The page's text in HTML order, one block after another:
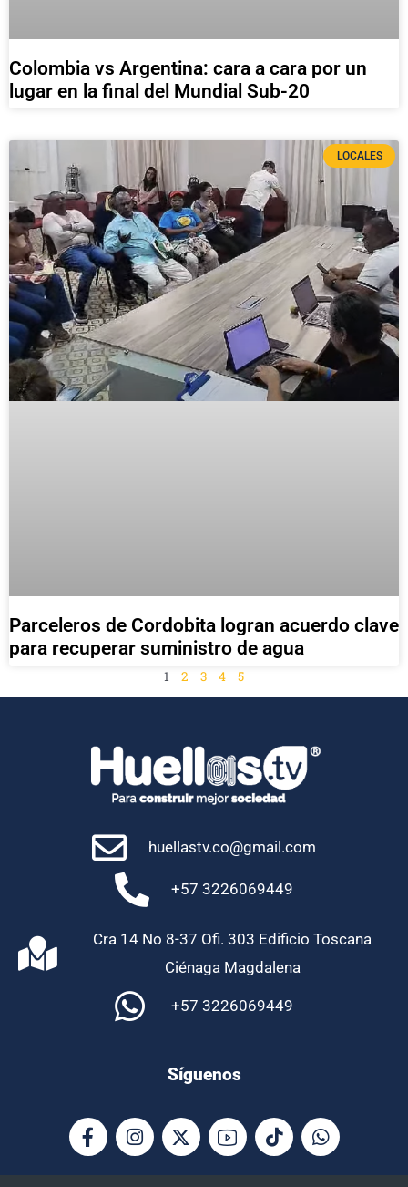
Colombia vs Argentina: cara a cara por un
lugar en la final del Mundial Sub-20
LOCALES
Parceleros de Cordobita logran acuerdo clave
para recuperar suministro de agua
1 2 3 4 5
huellastv.co@gmail.com
+57 3226069449
Cra 14 No 8-37 Ofi. 303 Edificio Toscana
Ciénaga Magdalena
+57 3226069449
Síguenos